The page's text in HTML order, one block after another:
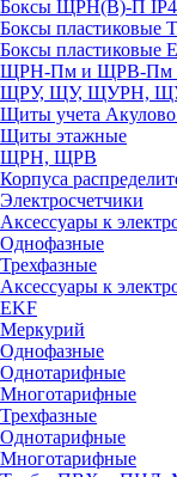
Боксы ЩРН(В)-П
Боксы пластиковые
Боксы пластиковые
ЩРН-Пм и ЩРВ-Пм
ЩРУ, ЩУ, ЩУРН,
Щиты учета Акулово
Щиты этажные
ЩРН, ЩРВ
Корпуса
Электросчетчики
Аксессуары к
Однофазные
Трехфазные
Аксессуары к
EKF
Меркурий
Однофазные
Однотарифные
Многотарифные
Трехфазные
Однотарифные
Многотарифные